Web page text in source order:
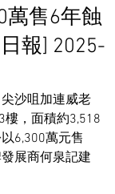
萬售6年蝕
報] 2025-
沙咀加連威老
，面積約3,518
6,300萬元售
展商何泉記建